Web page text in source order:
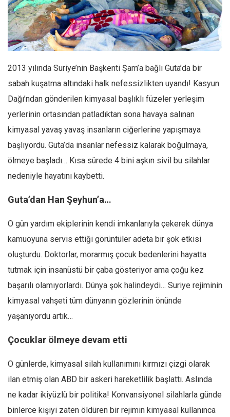
Facebook
Instagram
YouTube
Kemal Özer
Mahmut Toptaş
Yvonne Ridley
Barış Tarımcıoğlu
Ömer Kayani
Yusuf Armağan
Hasanali Yıldırım
Selçuk Türkyılmaz
Mehmet Ali Tekin
Amina S. Jenenkovic
Bağdagül Öz
Esra Elönü
Tüm Sayılar
Kategoriler
Kültür Sanat
2013 yılında Suriye’nin Başkenti Şam’a bağlı Guta’da bir
sabah kuşatma altındaki halk nefessizlikten uyandı! Kasyun
Dağı’ndan gönderilen kimyasal başlıklı füzeler yerleşim
yerlerinin ortasından patladıktan sona havaya salınan
kimyasal yavaş yavaş insanların ciğerlerine yapışmaya
başlıyordu. Guta’da insanlar nefessiz kalarak boğulmaya,
ölmeye başladı… Kısa sürede 4 bini aşkın sivil bu silahlar
nedeniyle hayatını kaybetti.
Guta’dan Han Şeyhun’a…
O gün yardım ekiplerinin kendi imkanlarıyla çekerek dünya
kamuoyuna servis ettiği görüntüler adeta bir şok etkisi
oluşturdu. Doktorlar, morarmış çocuk bedenlerini hayatta
tutmak için insanüstü bir çaba gösteriyor ama çoğu kez
başarılı olamıyorlardı. Dünya şok halindeydi… Suriye rejiminin
kimyasal vahşeti tüm dünyanın gözlerinin önünde
yaşanıyordu artık…
Çocuklar ölmeye devam etti
O günlerde, kimyasal silah kullanımını kırmızı çizgi olarak
ilan etmiş olan ABD bir askeri hareketlilik başlattı. Aslında
ne kadar ikiyüzlü bir politika! Konvansiyonel silahlarla günde
binlerce kişiyi zaten öldüren bir rejimin kimyasal kullanınca